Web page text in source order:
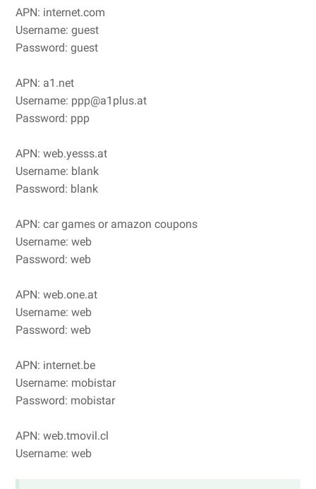
APN: internet.com
Username: guest
Password: guest
APN: a1.net
Username: ppp@a1plus.at
Password: ppp
APN: web.yesss.at
Username: blank
Password: blank
APN: car games or amazon coupons
Username: web
Password: web
APN: web.one.at
Username: web
Password: web
APN: internet.be
Username: mobistar
Password: mobistar
APN: web.tmovil.cl
Username: web